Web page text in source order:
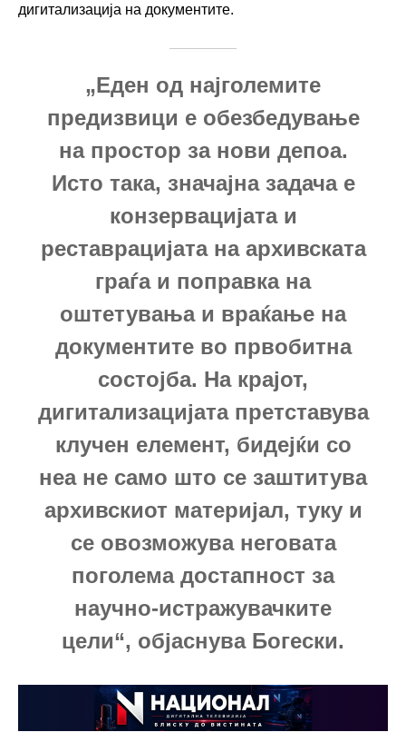
дигитализација на документите.
„Еден од најголемите
предизвици е обезбедување
на простор за нови депоа.
Исто така, значајна задача е
конзервацијата и
реставрацијата на архивската
граѓа и поправка на
оштетувања и враќање на
документите во првобитна
состојба. На крајот,
дигитализацијата претставува
клучен елемент, бидејќи со
неа не само што се заштитува
архивскиот материјал, туку и
се овозможува неговата
поголема достапност за
научно-истражувачките
цели“, објаснува Богески.